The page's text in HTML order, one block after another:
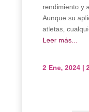
rendimiento y
Aunque su
atletas,
Leer más...
2 Ene, 2024 |